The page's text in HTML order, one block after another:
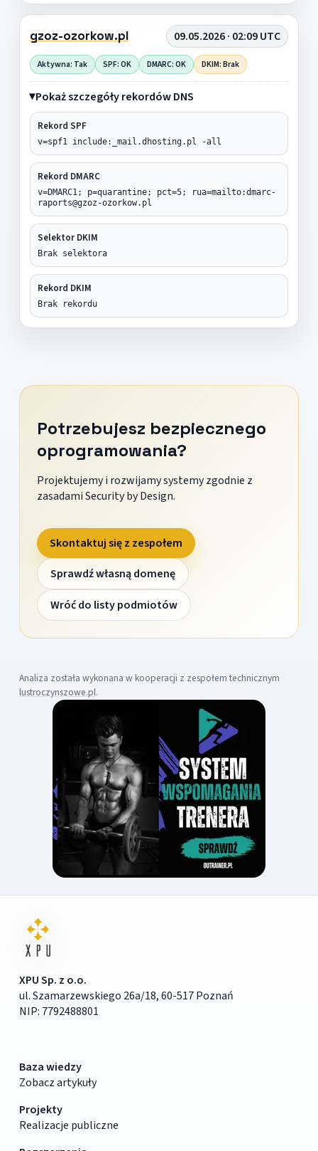
gzoz-ozorkow.pl 09.05.2026 · 02:09 UTC
Aktywna: Tak SPF: OK DMARC: OK DKIM: Brak
Pokaż szczegóły rekordów DNS
Rekord SPF
v=spf1 include:_mail.dhosting.pl -all
Rekord DMARC
v=DMARC1; p=quarantine; pct=5; rua=mailto:dmarc-
raports@gzoz-ozorkow.pl
Selektor DKIM
Brak selektora
Rekord DKIM
Brak rekordu
Potrzebujesz bezpiecznego
oprogramowania?
Projektujemy i rozwijamy systemy zgodnie z
zasadami Security by Design.
Skontaktuj się z zespołem
Sprawdź własną domenę
Wróć do listy podmiotów
Analiza została wykonana w kooperacji z zespołem technicznym
lustroczynszowe.pl.
XPU Sp. z o.o.
ul. Szamarzewskiego 26a/18, 60-517 Poznań
NIP: 7792488801
Baza wiedzy
Zobacz artykuły
Projekty
Realizacje publiczne